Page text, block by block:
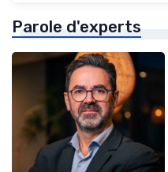
Parole d'experts